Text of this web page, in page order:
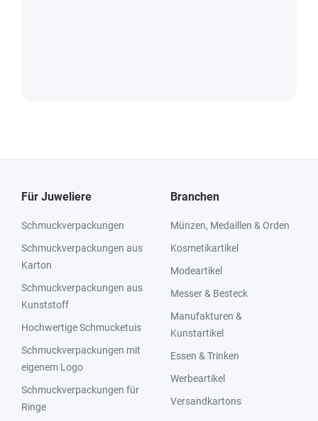
Für Juweliere
Schmuckverpackungen
Schmuckverpackungen aus
Karton
Schmuckverpackungen aus
Kunststoff
Hochwertige Schmucketuis
Schmuckverpackungen mit
eigenem Logo
Schmuckverpackungen für
Ringe
Branchen
Münzen, Medaillen & Orden
Kosmetikartikel
Modeartikel
Messer & Besteck
Manufakturen &
Kunstartikel
Essen & Trinken
Werbeartikel
Versandkartons